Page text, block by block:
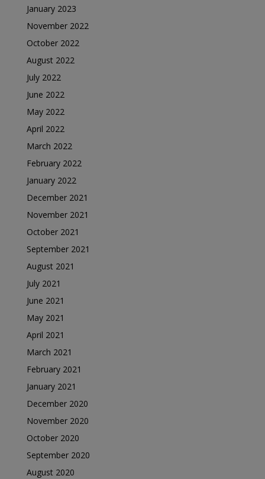
January 2023
November 2022
October 2022
August 2022
July 2022
June 2022
May 2022
April 2022
March 2022
February 2022
January 2022
December 2021
November 2021
October 2021
September 2021
August 2021
July 2021
June 2021
May 2021
April 2021
March 2021
February 2021
January 2021
December 2020
November 2020
October 2020
September 2020
August 2020